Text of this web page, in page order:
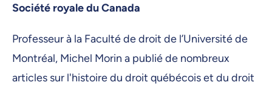
Société royale du Canada
Professeur à la Faculté de droit de l’Université de
Montréal, Michel Morin a publié de nombreux
articles sur l'histoire du droit québécois et du droit